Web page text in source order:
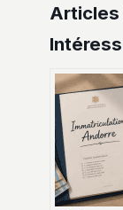
Articles